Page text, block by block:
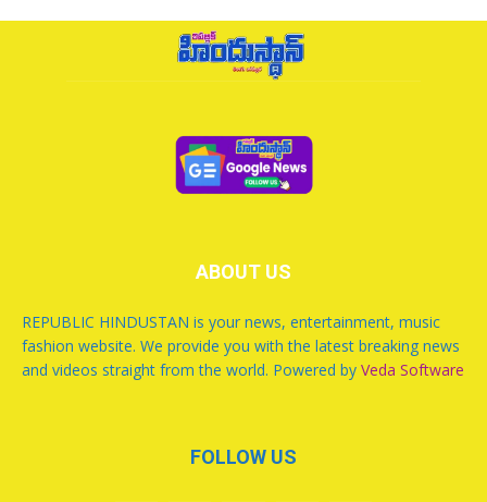
ABOUT US
REPUBLIC HINDUSTAN is your news, entertainment, music
fashion website. We provide you with the latest breaking news
and videos straight from the world. Powered by Veda Software
FOLLOW US